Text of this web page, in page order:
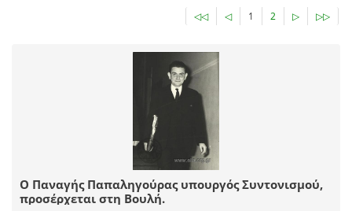
◁◁ ◁ 1 2 ▷ ▷▷
Ο Παναγής Παπαληγούρας υπουργός Συντονισμού,
προσέρχεται στη Βουλή.